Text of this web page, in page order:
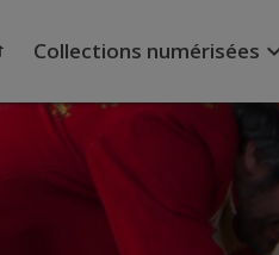
Collections numérisées